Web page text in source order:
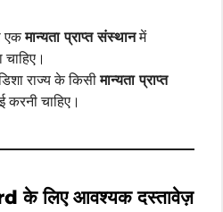
एकमान्यता प्राप्त संस्थानमें
राज्य के किसीमान्यता प्राप्त
करनी चाहिए।
के लिए आवश्यक दस्तावेज़